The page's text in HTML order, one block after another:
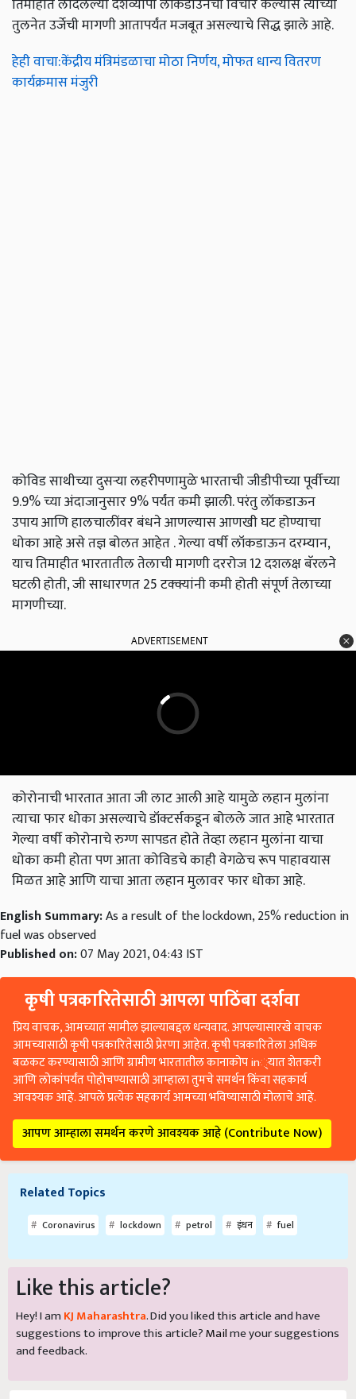
तिमाहीत लादलेल्या देशव्यापी लॉकडाउनचा विचार केल्यास त्याच्या
तुलनेत उर्जेची मागणी आतापर्यंत मजबूत असल्याचे सिद्ध झाले आहे.
हेही वाचा:केंद्रीय मंत्रिमंडळाचा मोठा निर्णय, मोफत धान्य वितरण
कार्यक्रमास मंजुरी
कोविड साथीच्या दुसर्‍या लहरीपणामुळे भारताची जीडीपीच्या पूर्वीच्या
9.9% च्या अंदाजानुसार 9% पर्यंत कमी झाली. परंतु लॉकडाऊन
उपाय आणि हालचालींवर बंधने आणल्यास आणखी घट होण्याचा
धोका आहे असे तज्ञ बोलत आहेत . गेल्या वर्षी लॉकडाऊन दरम्यान,
याच तिमाहीत भारतातील तेलाची मागणी दररोज 12 दशलक्ष बॅरलने
घटली होती, जी साधारणत 25 टक्क्यांनी कमी होती संपूर्ण तेलाच्या
मागणीच्या.
ADVERTISEMENT
कोरोनाची भारतात आता जी लाट आली आहे यामुळे लहान मुलांना
त्याचा फार धोका असल्याचे डॉक्टर्सकडून बोलले जात आहे भारतात
गेल्या वर्षी कोरोनाचे रुग्ण सापडत होते तेव्हा लहान मुलांना याचा
धोका कमी होता पण आता कोविडचे काही वेगळेच रूप पाहावयास
मिळत आहे आणि याचा आता लहान मुलावर फार धोका आहे.
English Summary:As a result of the lockdown, 25% reduction in
fuel was observed
Published on:07 May 2021, 04:43 IST
कृषी पत्रकारितेसाठी आपला पाठिंबा दर्शवा
प्रिय वाचक, आमच्यात सामील झाल्याबद्दल धन्यवाद. आपल्यासारखे वाचक
आमच्यासाठी कृषी पत्रकारितेसाठी प्रेरणा आहेत. कृषी पत्रकारितेला अधिक
बळकट करण्यासाठी आणि ग्रामीण भारतातील कानाकोप in्यात शेतकरी
आणि लोकांपर्यंत पोहोचण्यासाठी आम्हाला तुमचे समर्थन किंवा सहकार्य
आवश्यक आहे. आपले प्रत्येक सहकार्य आमच्या भविष्यासाठी मोलाचे आहे.
आपण आम्हाला समर्थन करणे आवश्यक आहे (Contribute Now)
Related Topics
Coronavirus lockdown petrol इंधन fuel
Like this article?
Hey! I am KJ Maharashtra. Did you liked this article and have
suggestions to improve this article?Mailme your suggestions
and feedback.